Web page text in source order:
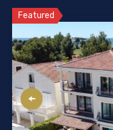
Featured